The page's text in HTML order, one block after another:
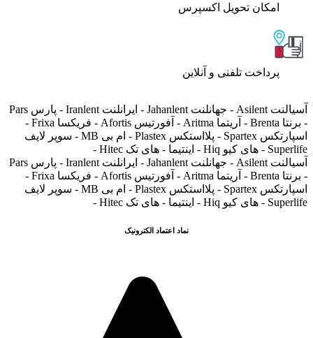
اﻣﮑﺎن ﺗﺤﻮﯾﻞ اﮐﺴﭙﺮس
پرداخت تلفنی و آنلاین
آسیالنت Asilent - جهانلنت Jahanlent - ایرانلنت Iranlent - پارس Pars
- برنتا Brenta - آریتما Aritma - آفورتیس Afortis - فریکسا Frixa -
اسپارتکس Spartex - پلااستکس Plastex - ام بی MB - سوپر لایف
Superlife - های کیو Hiq - اینتیما - های تک Hitec -
آسیالنت Asilent - جهانلنت Jahanlent - ایرانلنت Iranlent - پارس Pars
- برنتا Brenta - آریتما Aritma - آفورتیس Afortis - فریکسا Frixa -
اسپارتکس Spartex - پلااستکس Plastex - ام بی MB - سوپر لایف
Superlife - های کیو Hiq - اینتیما - های تک Hitec -
نماد اعتماد الکترونیک